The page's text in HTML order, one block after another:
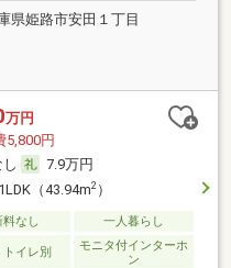
県姫路市安田１丁目
万円
5,800円
し
7.9万円
（43.94m2）
料なし 一人暮らし
イレ別
モニタ付インターホ
ン